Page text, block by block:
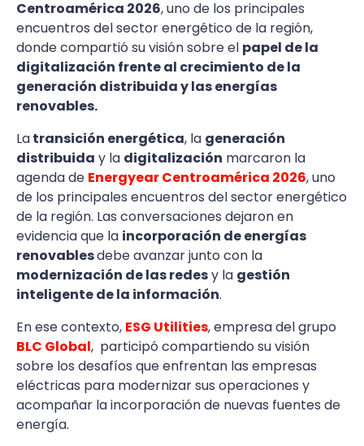
Centroamérica 2026, uno de los principales
encuentros del sector energético de la región,
donde compartió su visión sobre el papel de la
digitalización frente al crecimiento de la
generación distribuida y las energías
renovables.
Latransición energética, la generación
distribuida y la digitalización marcaron la
agenda de Energyear Centroamérica 2026, uno
de los principales encuentros del sector energético
de la región. Las conversaciones dejaron en
evidencia que la incorporación de energías
renovablesdebe avanzar junto con la
modernización de las redesy la gestión
inteligente de la información.
En ese contexto, ESG Utilities, empresa del grupo
BLC Global, participó compartiendo su visión
sobre los desafíos que enfrentan las empresas
eléctricas para modernizar sus operaciones y
acompañar la incorporación de nuevas fuentes de
energía.